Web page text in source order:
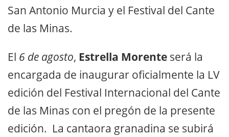
San Antonio Murcia y el Festival del Cante
de las Minas.
El 6 de agosto, Estrella Morente será la
encargada de inaugurar oficialmente la LV
edición del Festival Internacional del Cante
de las Minas con el pregón de la presente
edición. La cantaora granadina se subirá